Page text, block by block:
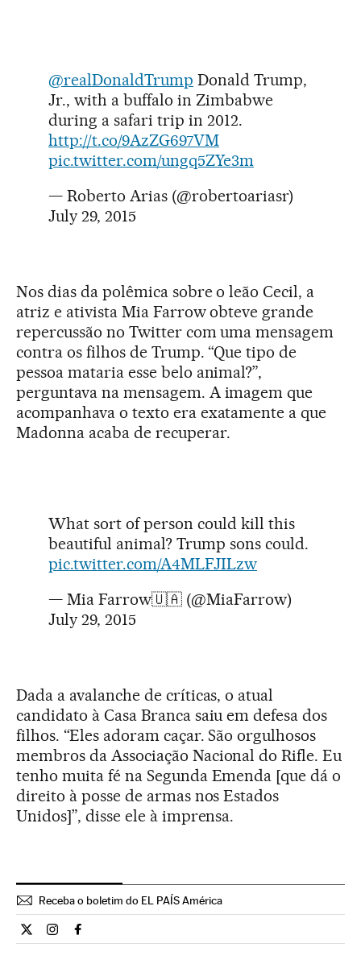
@realDonaldTrump Donald Trump,
Jr., with a buffalo in Zimbabwe
during a safari trip in 2012.
http://t.co/9AzZG697VM
pic.twitter.com/ungq5ZYe3m
— Roberto Arias (@robertoariasr)
July 29, 2015
Nos dias da polêmica sobre o leão Cecil, a
atriz e ativista Mia Farrow obteve grande
repercussão no Twitter com uma mensagem
contra os filhos de Trump. “Que tipo de
pessoa mataria esse belo animal?”,
perguntava na mensagem. A imagem que
acompanhava o texto era exatamente a que
Madonna acaba de recuperar.
What sort of person could kill this
beautiful animal? Trump sons could.
pic.twitter.com/A4MLFJILzw
— Mia Farrow🇺🇦 (@MiaFarrow)
July 29, 2015
Dada a avalanche de críticas, o atual
candidato à Casa Branca saiu em defesa dos
filhos. “Eles adoram caçar. São orgulhosos
membros da Associação Nacional do Rifle. Eu
tenho muita fé na Segunda Emenda [que dá o
direito à posse de armas nos Estados
Unidos]”, disse ele à imprensa.
Receba o boletim do EL PAÍS América
Internacional El País Brasil en Twitter
Internacional El País Brasil en Instagram
Internacional El País Brasil en Facebook